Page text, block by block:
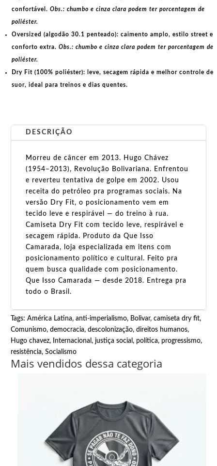
confortável. Obs.: chumbo e cinza clara podem ter porcentagem de
poliéster.
Oversized (algodão 30.1 penteado): caimento amplo, estilo street e
conforto extra. Obs.: chumbo e cinza clara podem ter porcentagem de
poliéster.
Dry Fit (100% poliéster): leve, secagem rápida e melhor controle de
suor, ideal para treinos e dias quentes.
DESCRIÇÃO
Morreu de câncer em 2013. Hugo Chávez
(1954–2013), Revolução Bolivariana. Enfrentou
e reverteu tentativa de golpe em 2002. Usou
receita do petróleo pra programas sociais. Na
versão Dry Fit, o posicionamento vem em
tecido leve e respirável — do treino à rua.
Camiseta Dry Fit com tecido leve, respirável e
secagem rápida. Produto da Que Isso
Camarada, loja especializada em itens com
posicionamento político e cultural. Feito pra
quem busca qualidade com posicionamento.
Que Isso Camarada — desde 2018. Entrega pra
todo o Brasil.
Tags:América Latina,anti-imperialismo, Bolivar,camiseta dry fit,
Comunismo,democracia,descolonização,direitos humanos,
Hugo chavez, Internacional,justiça social, política, progressismo,
resistência,Socialismo
Mais vendidos dessa categoria